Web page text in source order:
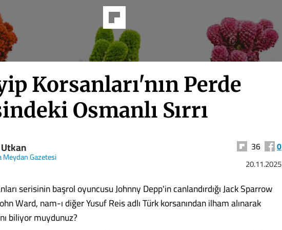
Korsanları'nın Perde
Osmanlı Sırrı
Meydan Gazetesi
36 0
20.11.2025
serisinin başrol oyuncusu Johnny Depp'in canlandırdığı Jack Sparrow
Ward, nam-ı diğer Yusuf Reis adlı Türk korsanından ilham alınarak
biliyor muydunuz?